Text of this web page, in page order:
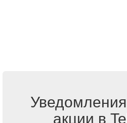
акции в